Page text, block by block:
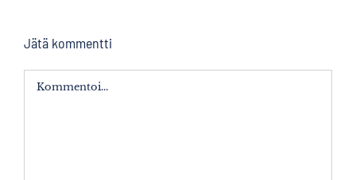
Jätä kommentti
Kommentti